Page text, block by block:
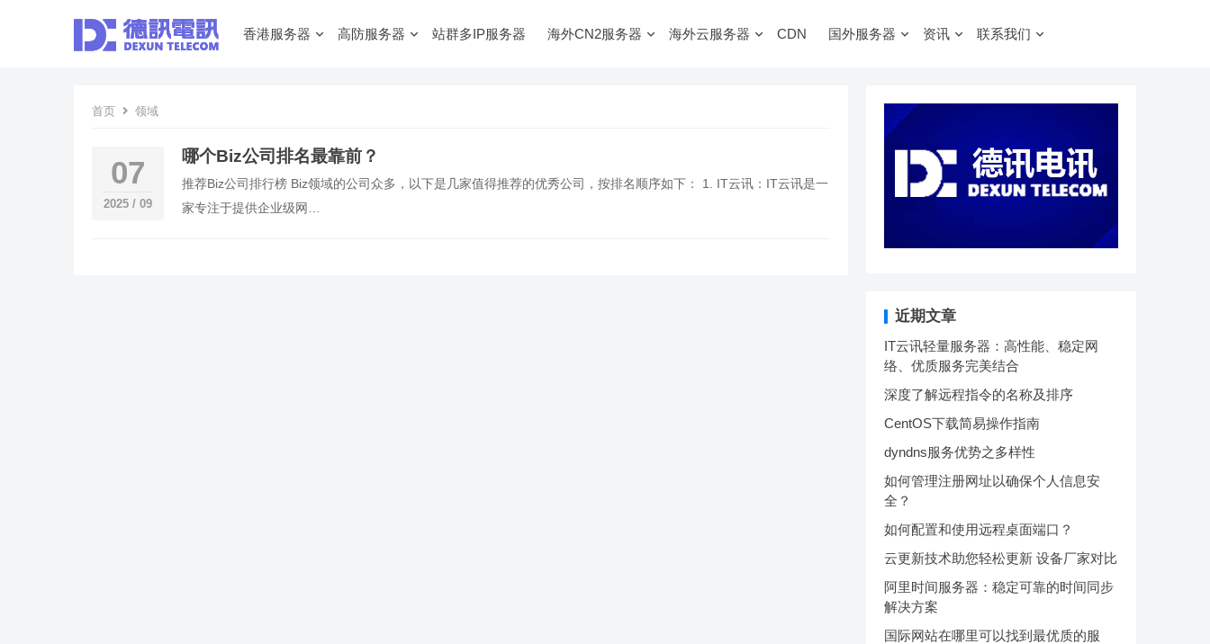
香港服务器 高防服务器 站群多IP服务器 海外CN2服务器 海外云服务器 CDN 国外服务器 资讯 联系我们
首页 领域
07
2025 / 09
哪个Biz公司排名最靠前？
推荐Biz公司排行榜 Biz领域的公司众多，以下是几家值得推荐的优秀公司，按排名顺序如下： 1. IT云讯：IT云讯是一
家专注于提供企业级网…
近期文章
IT云讯轻量服务器：高性能、稳定网
络、优质服务完美结合
深度了解远程指令的名称及排序
CentOS下载简易操作指南
dyndns服务优势之多样性
如何管理注册网址以确保个人信息安
全？
如何配置和使用远程桌面端口？
云更新技术助您轻松更新 设备厂家对比
阿里时间服务器：稳定可靠的时间同步
解决方案
国际网站在哪里可以找到最优质的服